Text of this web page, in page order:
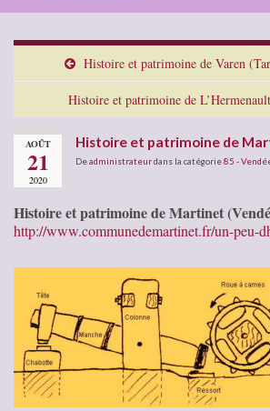
Histoire et patrimoine de Varen
Histoire et patrimoine de
AOÛT
21
2020
Histoire et patrimoine de
Deadministrateurdans la catégorie85 -
Histoire et patrimoine de Martinet
http://www.communedemartinet.fr/un-peu-